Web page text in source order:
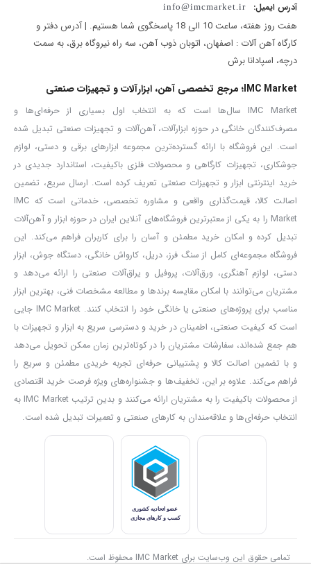
فلز و بتن:
این میزان ظرفیت باعث می‌شود این مدل گزینه‌ای ایده‌آل برای انجام طیف
وسیعی از پروژه‌ها در محیط‌های کارگاهی یا خانگی باشد.
کنترل کامل روی عملکرد با کلیدهای کاربردی
برای افزایش دقت و کارایی، در این دریل از کلیدهای زیر استفاده شده
است:
کلید تغییر جهت گردش (چپ‌گرد / راست‌گرد):
مناسب برای باز و بسته
کردن پیچ‌ها یا مواقعی که نیاز به تغییر جهت چرخش مته وجود دارد.
کلید تغییر حالت چکشی: اضافه شدن ضربه به حرکت دورانی، امکان
سوراخ‌کاری در سطوح سخت مانند بتن را فراهم می‌کند.
کلید پاور دیمر‌دار + قفل سوئیچ:تنظیم سرعت دلخواه و امکان کار مداوم
بدون نیاز به نگه داشتن دکمه روشن/خاموش، تجربه کاربری راحت‌تری را
فراهم می‌کند.
جمع‌بندی
اگر به‌دنبال یک دریل چکشی خوش‌ساخت، پرقدرت و اقتصادی هستید که
از ویژگی‌های حرفه‌ای مانند سیم‌پیچی مسی، کلیدهای مقاوم و ظرفیت
است. با انتخاب این محصول، در پروژه‌های
آدرس ایمیل: info@imcmarket.ir
هفت روز هفته، ساعت 10 الی 18 پاسخگوی شما هستیم. | آدرس دفتر و
کارگاه آهن آلات : اصفهان، اتوبان ذوب آهن، سه راه نیروگاه برق، به سمت
درچه، اسپادانا برش
IMC Market؛ مرجع تخصصی آهن، ابزارآلات و تجهیزات صنعتی
IMC Market سال‌ها است که به انتخاب اول بسیاری از حرفه‌ای‌ها و
مصرف‌کنندگان خانگی در حوزه ابزارآلات، آهن‌آلات و تجهیزات صنعتی تبدیل شده
است. این فروشگاه با ارائه گسترده‌ترین مجموعه ابزارهای برقی و دستی، لوازم
جوشکاری، تجهیزات کارگاهی و محصولات فلزی باکیفیت، استاندارد جدیدی در
خرید اینترنتی ابزار و تجهیزات صنعتی تعریف کرده است. ارسال سریع، تضمین
اصالت کالا، قیمت‌گذاری واقعی و مشاوره تخصصی، خدماتی است که IMC
Market را به یکی از معتبرترین فروشگاه‌های آنلاین ایران در حوزه ابزار و آهن‌آلات
تبدیل کرده و امکان خرید مطمئن و آسان را برای کاربران فراهم می‌کند. این
فروشگاه مجموعه‌ای کامل از سنگ فرز، دریل، کارواش خانگی، دستگاه جوش، ابزار
دستی، لوازم آهنگری، ورق‌آلات، پروفیل و یراق‌آلات صنعتی را ارائه می‌دهد و
مشتریان می‌توانند با امکان مقایسه برندها و مطالعه مشخصات فنی، بهترین ابزار
مناسب برای پروژه‌های صنعتی یا خانگی خود را انتخاب کنند. IMC Market جایی
است که کیفیت صنعتی، اطمینان در خرید و دسترسی سریع به ابزار و تجهیزات با
هم جمع شده‌اند، سفارشات مشتریان را در کوتاه‌ترین زمان ممکن تحویل می‌دهد
و با تضمین اصالت کالا و پشتیبانی حرفه‌ای تجربه خریدی مطمئن و سریع را
فراهم می‌کند. علاوه بر این، تخفیف‌ها و جشنواره‌های ویژه فرصت خرید اقتصادی
از محصولات باکیفیت را به مشتریان ارائه می‌کنند و بدین ترتیب IMC Market به
انتخاب حرفه‌ای‌ها و علاقه‌مندان به کارهای صنعتی و تعمیرات تبدیل شده است.
تمامی حقوق این وب‌سایت برای IMC Market محفوظ است.